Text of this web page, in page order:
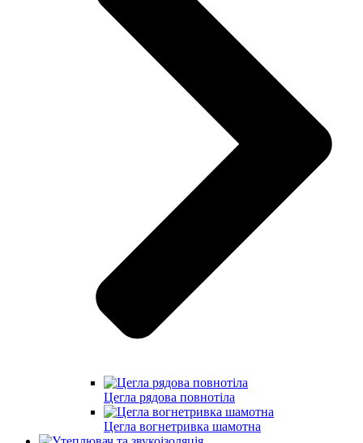
Цегла рядова повнотіла
Цегла вогнетривка шамотна